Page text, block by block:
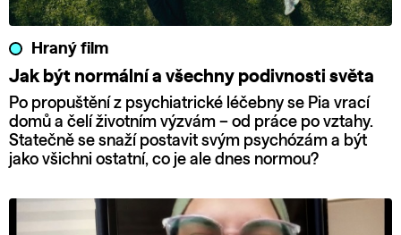
Hraný film
Jak být normální a všechny podivnosti světa
Po propuštění z psychiatrické léčebny se Pia vrací
domů a čelí životním výzvám – od práce po vztahy.
Statečně se snaží postavit svým psychózám a být
jako všichni ostatní, co je ale dnes normou?